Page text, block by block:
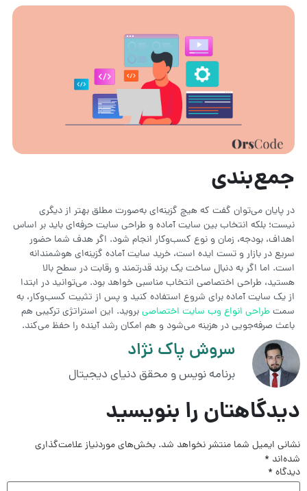
جمع‌بندی
در پایان می‌توان گفت که هیچ گزینه‌ای به‌صورت مطلق بهتر از دیگری
نیست؛ بلکه انتخاب بین سایت آماده و طراحی سایت حرفه‌ای باید بر اساس
اهداف، بودجه، زمان و نوع کسب‌وکار انجام شود. اگر هدف شما حضور
سریع در بازار و تست ایده است، خرید سایت آماده گزینه‌ای هوشمندانه
است. اما اگر به دنبال ساخت یک برند قدرتمند و رقابت در سطح بالا
هستید، طراحی اختصاصی انتخاب مناسبی خواهد بود. می‌توانید در ابتدا
از یک سایت آماده برای شروع استفاده کنید و پس از تثبیت کسب‌وکار، به
سمت طراحی انواع وب سایت اختصاصیبروید. این استراتژی ترکیبی هم
باعث صرفه‌جویی در هزینه می‌شود و هم امکان رشد آینده را حفظ می‌کند.
سروش پاک نژاد
برنامه نویس و محقق دنیای دیجیتال
دیدگاهتان را بنویسید
نشانی ایمیل شما منتشر نخواهد شد. بخش‌های موردنیاز علامت‌گذاری
شده‌اند *
دیدگاه*